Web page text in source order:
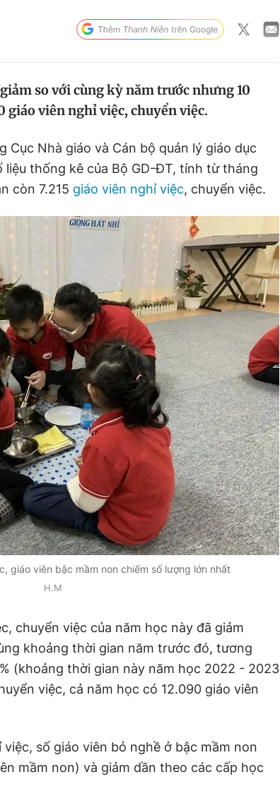
so với cùng kỳ năm trước nhưng 10
giáo viên nghỉ việc, chuyển việc.
Cục Nhà giáo và Cán bộ quản lý giáo dục
thống kê của Bộ GD-ĐT, tính từ tháng
còn 7.215 giáo viên nghỉ việc, chuyển việc.
giáo viên bậc mầm non chiếm số lượng lớn nhất
H.M
chuyển việc của năm học này đã giảm
khoảng thời gian năm trước đó, tương
(khoảng thời gian này năm học 2022 - 2023
việc, cả năm học có 12.090 giáo viên
số giáo viên bỏ nghề ở bậc mầm non
mầm non) và giảm dần theo các cấp học